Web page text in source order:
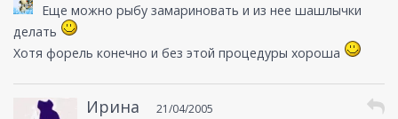
Еще можно рыбу замариновать и из нее шашлычки
делать
Хотя форель конечно и без этой процедуры хороша
Ирина 21/04/2005